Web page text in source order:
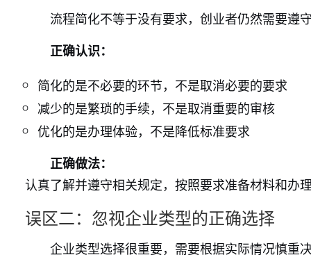
流程简化不等于没有要求，创业者仍然需要遵
正确认识：
简化的是不必要的环节，不是取消必要的要求
减少的是繁琐的手续，不是取消重要的审核
优化的是办理体验，不是降低标准要求
正确做法：
认真了解并遵守相关规定，按照要求准备材料和办
误区二：忽视企业类型的正确选择
企业类型选择很重要，需要根据实际情况慎重